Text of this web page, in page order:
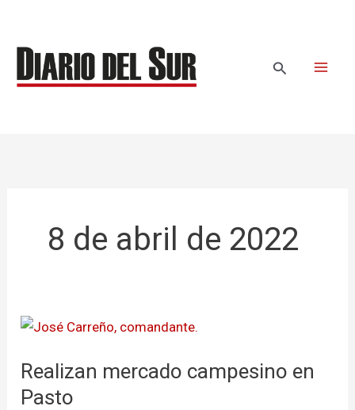
contenido
Buscar
8 de abril de 2022
Realizan mercado campesino en
Pasto
Realizan
campesino
en